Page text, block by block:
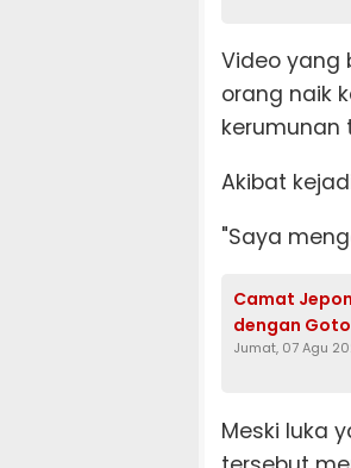
Video yang
orang naik
kerumunan
Akibat
"Saya
Camat
dengan
Jumat, 07 Agu
Meski luka